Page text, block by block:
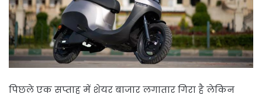
पिछले एक सप्ताह में शेयर बाजार लगातार गिरा है लेकिन